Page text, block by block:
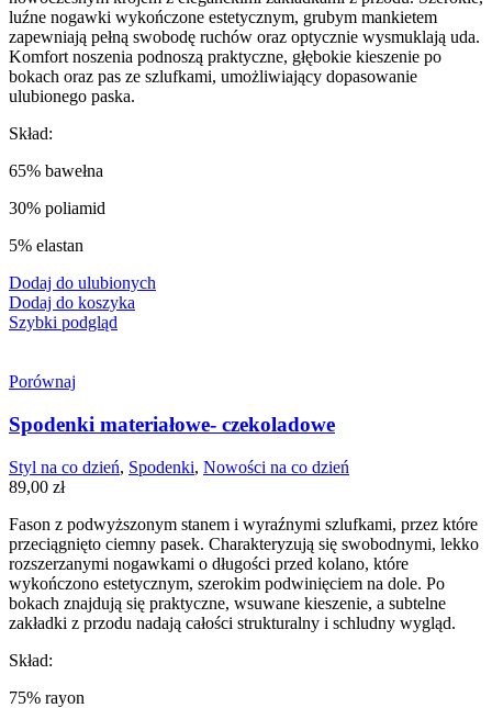
luźne nogawki wykończone estetycznym, grubym mankietem
zapewniają pełną swobodę ruchów oraz optycznie wysmuklają uda.
Komfort noszenia podnoszą praktyczne, głębokie kieszenie po
bokach oraz pas ze szlufkami, umożliwiający dopasowanie
ulubionego paska.
Skład:
65% bawełna
30% poliamid
5% elastan
Dodaj do ulubionych
Dodaj do koszyka
Szybki podgląd
Porównaj
Spodenki materiałowe- czekoladowe
Styl na co dzień, Spodenki, Nowości na co dzień
89,00 zł
Fason z podwyższonym stanem i wyraźnymi szlufkami, przez które
przeciągnięto ciemny pasek. Charakteryzują się swobodnymi, lekko
rozszerzanymi nogawkami o długości przed kolano, które
wykończono estetycznym, szerokim podwinięciem na dole. Po
bokach znajdują się praktyczne, wsuwane kieszenie, a subtelne
zakładki z przodu nadają całości strukturalny i schludny wygląd.
Skład:
75% rayon